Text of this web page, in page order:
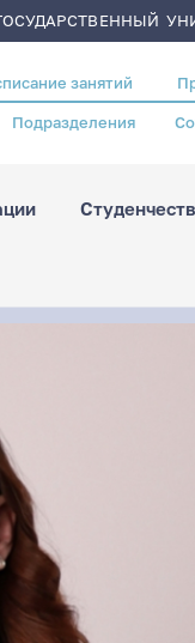
занятий
Подразделения